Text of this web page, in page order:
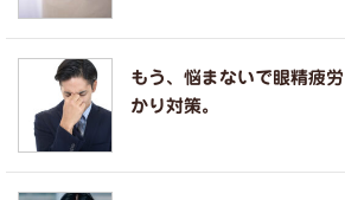
もう、悩まないで眼精疲
かり対策。